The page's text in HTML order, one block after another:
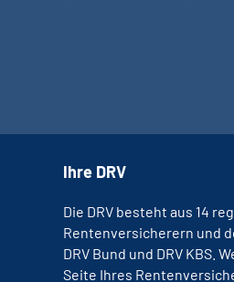
Ihre DRV
Die DRV besteht aus 14
Rentenversicherern und
DRV Bund und DRV KBS.
Seite Ihres